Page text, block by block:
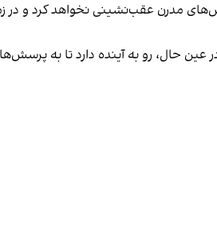
رهبر ۱.۴ میلیارد کاتولیک جهان، در برابر چالش‌های مدرن
عین حال، رو به آینده دارد تا به